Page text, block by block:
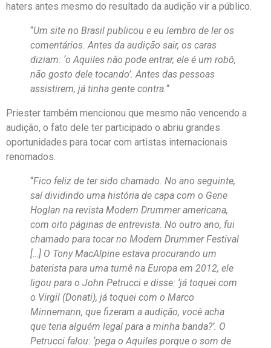
haters antes mesmo do resultado da audição vir a público.
“Um site no Brasil publicou e eu lembro de ler os
comentários. Antes da audição sair, os caras
diziam: ‘o Aquiles não pode entrar, ele é um robô,
não gosto dele tocando’. Antes das pessoas
assistirem, já tinha gente contra.“
Priester também mencionou que mesmo não vencendo a
audição, o fato dele ter participado o abriu grandes
oportunidades para tocar com artistas internacionais
renomados.
“Fico feliz de ter sido chamado. No ano seguinte,
saí dividindo uma história de capa com o Gene
Hoglan na revista Modern Drummer americana,
com oito páginas de entrevista. No outro ano, fui
chamado para tocar no Modern Drummer Festival
[…] O Tony MacAlpine estava procurando um
baterista para uma turnê na Europa em 2012, ele
ligou para o John Petrucci e disse: ‘já toquei com
o Virgil (Donati), já toquei com o Marco
Minnemann, que fizeram a audição, você acha
que teria alguém legal para a minha banda?’. O
Petrucci falou: ‘pega o Aquiles porque o som de